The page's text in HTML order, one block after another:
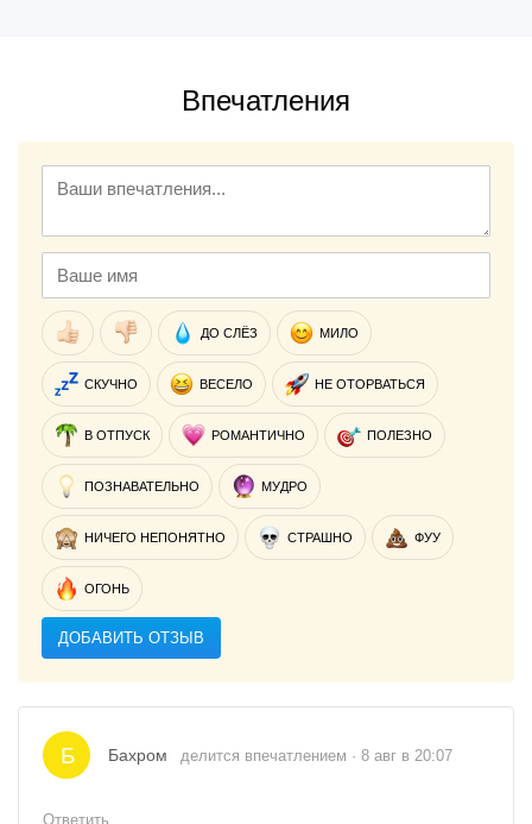
Впечатления
ДО СЛЁЗ МИЛО
СКУЧНО ВЕСЕЛО НЕ ОТОРВАТЬСЯ
В ОТПУСК РОМАНТИЧНО ПОЛЕЗНО
ПОЗНАВАТЕЛЬНО МУДРО
НИЧЕГО НЕПОНЯТНО СТРАШНО ФУУ
ОГОНЬ
ДОБАВИТЬ ОТЗЫВ
Б Бахром делится впечатлением · 8 авг в 20:07
Ответить